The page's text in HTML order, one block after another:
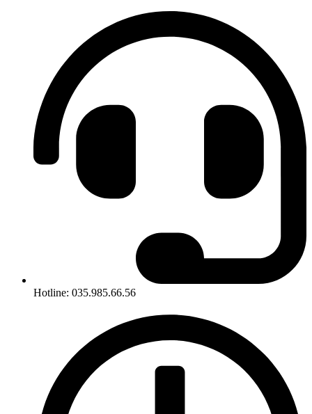
Hotline: 035.985.66.56